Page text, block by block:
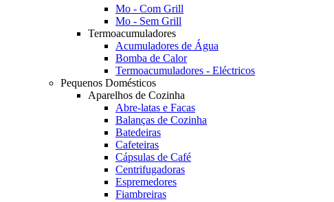
Mo - Com Grill
Mo - Sem Grill
Termoacumuladores
Acumuladores de Água
Bomba de Calor
Termoacumuladores - Eléctricos
Pequenos Domésticos
Aparelhos de Cozinha
Abre-latas e Facas
Balanças de Cozinha
Batedeiras
Cafeteiras
Cápsulas de Café
Centrifugadoras
Espremedores
Fiambreiras